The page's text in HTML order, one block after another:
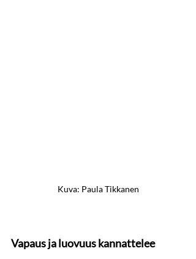
Kuva: Paula Tikkanen
Vapaus ja luovuus kannattelee